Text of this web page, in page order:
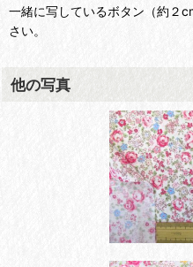
一緒に写しているボタン（約２
さい。
他の写真